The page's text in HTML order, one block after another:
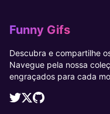
Funny Gifs
Descubra e compartilhe
Navegue pela nossa
engraçados para cada